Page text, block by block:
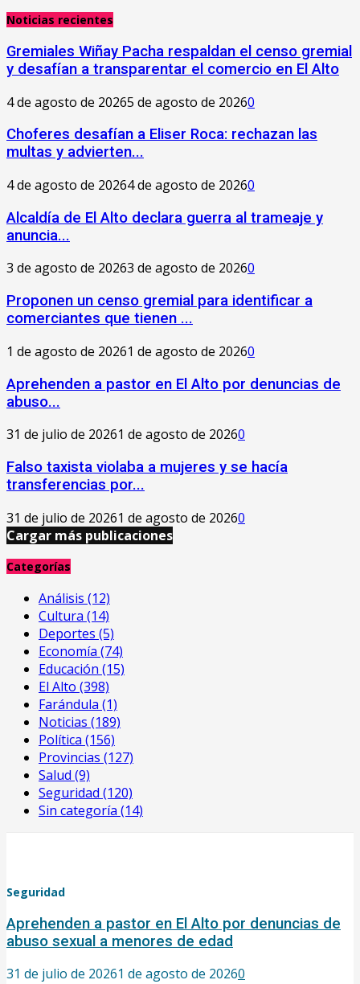
Noticias recientes
Gremiales Wiñay Pacha respaldan el censo gremial
y desafían a transparentar el comercio en El Alto
4 de agosto de 20265 de agosto de 20260
Choferes desafían a Eliser Roca: rechazan las
multas y advierten...
4 de agosto de 20264 de agosto de 20260
‎Alcaldía de El Alto declara guerra al trameaje y
anuncia...
3 de agosto de 20263 de agosto de 20260
Proponen un censo gremial para identificar a
comerciantes que tienen ...
1 de agosto de 20261 de agosto de 20260
Aprehenden a pastor en El Alto por denuncias de
abuso...
31 de julio de 20261 de agosto de 20260
Falso taxista violaba a mujeres y se hacía
transferencias por...
31 de julio de 20261 de agosto de 20260
Cargar más publicaciones
Categorías
Análisis (12)
Cultura (14)
Deportes (5)
Economía (74)
Educación (15)
El Alto (398)
Farándula (1)
Noticias (189)
Política (156)
Provincias (127)
Salud (9)
Seguridad (120)
Sin categoría (14)
Seguridad
Aprehenden a pastor en El Alto por denuncias de
abuso sexual a menores de edad
31 de julio de 20261 de agosto de 20260